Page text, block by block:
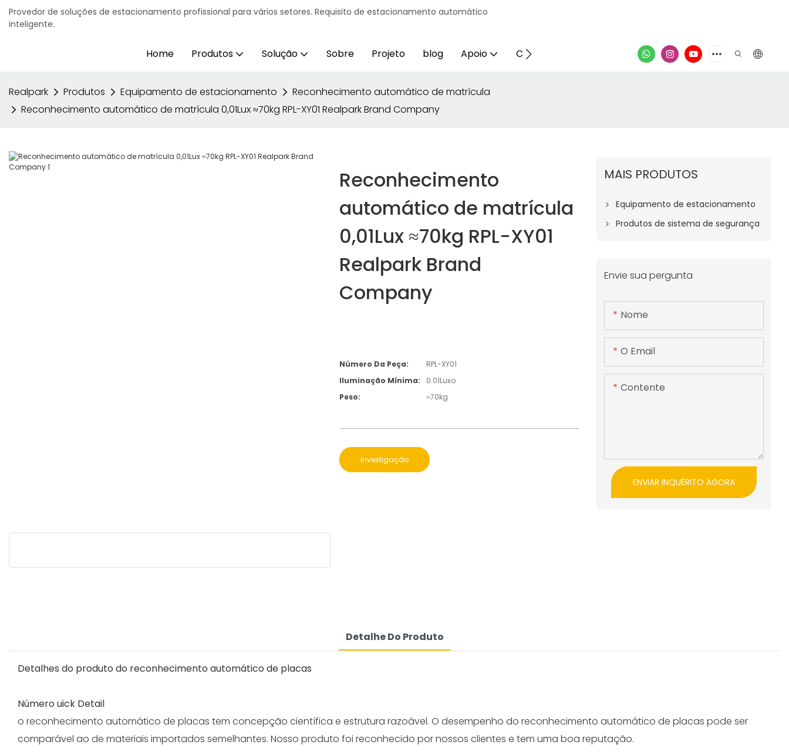
Provedor de soluções de estacionamento profissional para vários setores. Requisito de estacionamento automático
inteligente.
Home Produtos Solução Sobre Projeto blog Apoio Contato
Realpark Produtos Equipamento de estacionamento
Reconhecimento automático de matrícula
Reconhecimento automático de matrícula 0,01Lux ≈70kg RPL-XY01 Realpark Brand Company
Reconhecimento
automático de matrícula
0,01Lux ≈70kg RPL-XY01
Realpark Brand
Company
Número Da Peça:
RPL-XY01
Iluminação Mínima:
0.01Luxo
Peso:
≈70kg
investigação
MAIS PRODUTOS
Equipamento de estacionamento
Produtos de sistema de segurança
Envie sua pergunta
Nome
O Email
Contente
ENVIAR INQUÉRITO AGORA
Detalhe Do Produto
Detalhes do produto do reconhecimento automático de placas
Número uick Detail
o reconhecimento automático de placas tem concepção científica e estrutura razoável. O desempenho do reconhecimento automático de placas pode ser
comparável ao de materiais importados semelhantes. Nosso produto foi reconhecido por nossos clientes e tem uma boa reputação.